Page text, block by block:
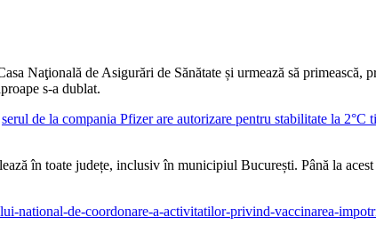
Naţională de Asigurări de Sănătate și urmează să primească,
s-a dublat.
serul de la compania Pfizer are autorizare pentru stabilitate la 2°C
în toate județe, inclusiv în municipiul București. Până la
national-de-coordonare-a-activitatilor-privind-vaccinarea-